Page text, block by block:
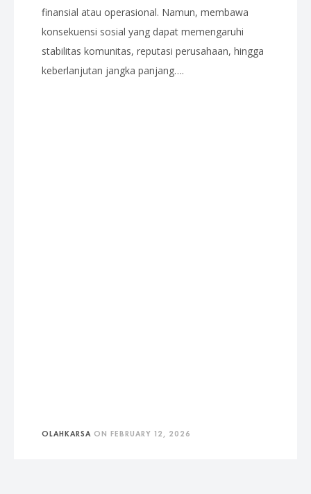
finansial atau operasional. Namun, membawa
konsekuensi sosial yang dapat memengaruhi
stabilitas komunitas, reputasi perusahaan, hingga
keberlanjutan jangka panjang….
OLAHKARSA ON FEBRUARY 12, 2026